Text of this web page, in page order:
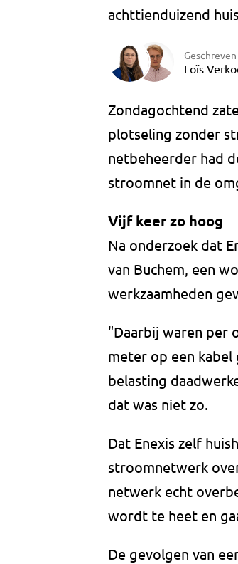
achttienduizend
Loïs
Zondagochtend
plotseling zonder
netbeheerder had
stroomnet in de
Vijf keer zo hoog
Na onderzoek dat
van Buchem, een
werkzaamheden
"Daarbij waren per
meter op een
belasting
dat was niet zo.
Dat Enexis zelf
stroomnetwerk
netwerk echt
wordt te heet en
De gevolgen van